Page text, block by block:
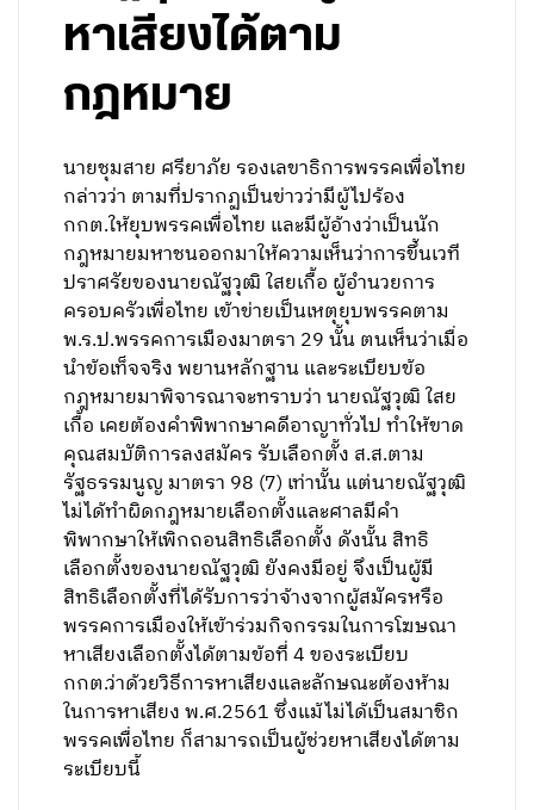
หาเสียงได้ตาม
กฎหมาย
นายชุมสาย ศรียาภัย รองเลขาธิการพรรคเพื่อไทย
กล่าวว่า ตามที่ปรากฏเป็นข่าวว่ามีผู้ไปร้อง
กกต.ให้ยุบพรรคเพื่อไทย และมีผู้อ้างว่าเป็นนัก
กฎหมายมหาชนออกมาให้ความเห็นว่าการขึ้นเวที
ปราศรัยของนายณัฐวุฒิ ใสยเกื้อ ผู้อำนวยการ
ครอบครัวเพื่อไทย เข้าข่ายเป็นเหตุยุบพรรคตาม
พ.ร.ป.พรรคการเมืองมาตรา 29 นั้น ตนเห็นว่าเมื่อ
นำข้อเท็จจริง พยานหลักฐาน และระเบียบข้อ
กฎหมายมาพิจารณาจะทราบว่า นายณัฐวุฒิ ใสย
เกื้อ เคยต้องคำพิพากษาคดีอาญาทั่วไป ทำให้ขาด
คุณสมบัติการลงสมัคร รับเลือกตั้ง ส.ส.ตาม
รัฐธรรมนูญ มาตรา 98 (7) เท่านั้น แต่นายณัฐวุฒิ
ไม่ได้ทำผิดกฎหมายเลือกตั้งและศาลมีคำ
พิพากษาให้เพิกถอนสิทธิเลือกตั้ง ดังนั้น สิทธิ
เลือกตั้งของนายณัฐวุฒิ ยังคงมีอยู่ จึงเป็นผู้มี
สิทธิเลือกตั้งที่ได้รับการว่าจ้างจากผู้สมัครหรือ
พรรคการเมืองให้เข้าร่วมกิจกรรมในการโฆษณา
หาเสียงเลือกตั้งได้ตามข้อที่ 4 ของระเบียบ
กกต.ว่าด้วยวิธีการหาเสียงและลักษณะต้องห้าม
ในการหาเสียง พ.ศ.2561 ซึ่งแม้ไม่ได้เป็นสมาชิก
พรรคเพื่อไทย ก็สามารถเป็นผู้ช่วยหาเสียงได้ตาม
ระเบียบนี้